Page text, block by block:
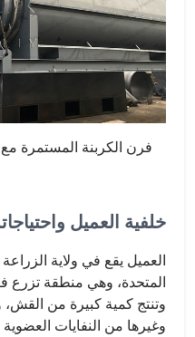
فرن الكربنة المستمرة
خلفية العميل
العميل يقع في ولاية
المتحدة، وهي منطقة تزرع
وتنتج كمية كبيرة من
وغيرها من النفايات العضوية